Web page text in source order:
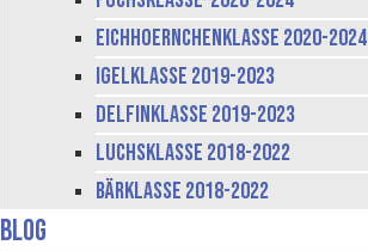
Eichhoernchenklasse 2020-2024
Igelklasse 2019-2023
Delfinklasse 2019-2023
Luchsklasse 2018-2022
Bärklasse 2018-2022
Blog